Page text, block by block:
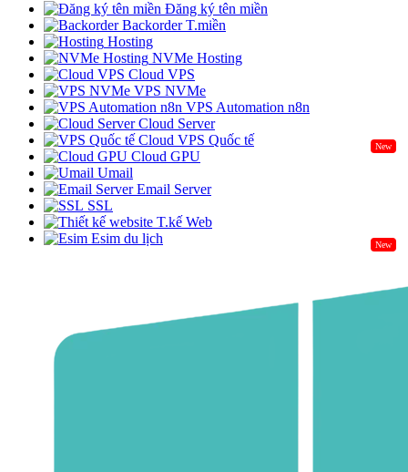
Đăng ký tên miền
Backorder T.miền
Hosting
NVMe Hosting
Cloud VPS
VPS NVMe
VPS Automation n8n
Cloud Server
Cloud VPS Quốc tế
New
Cloud GPU
Umail
Email Server
SSL
T.kế Web
Esim du lịch
New